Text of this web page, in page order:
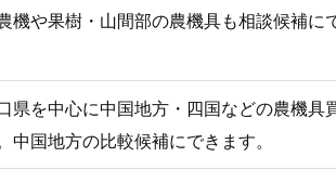
機や果樹・山間部の農機具も相談候補に
県を中心に中国地方・四国などの農機具
中国地方の比較候補にできます。